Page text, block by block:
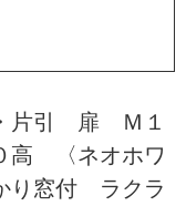
片引 扉 Ｍ１
高 〈ネオホワ
窓付 ラクラ